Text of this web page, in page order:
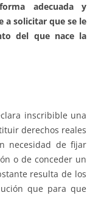
adecuada y
a solicitar que se le
del que nace la
inscribible una
derechos reales
necesidad de fijar
o de conceder un
resulta de los
que para que